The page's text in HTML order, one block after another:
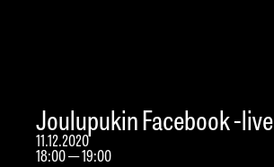
Joulupukin Facebook -live
11.12.2020
18:00 — 19:00